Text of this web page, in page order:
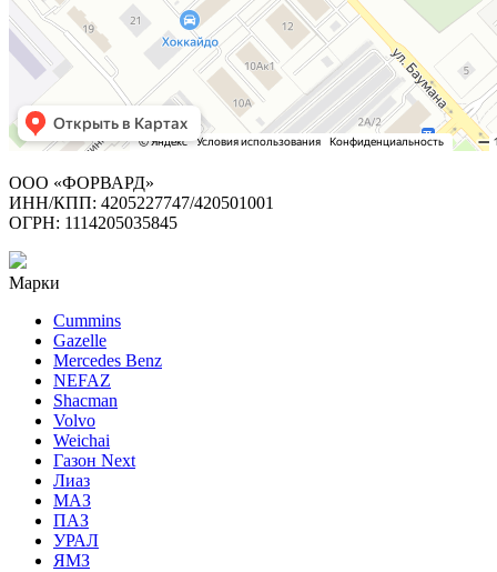
ООО «ФОРВАРД»
ИНН/КПП: 4205227747/420501001
ОГРН: 1114205035845
Марки
Cummins
Gazelle
Mercedes Benz
NEFAZ
Shacman
Volvo
Weichai
Газон Next
Лиаз
МАЗ
ПАЗ
УРАЛ
ЯМЗ